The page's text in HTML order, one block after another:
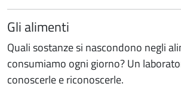
Gli alimenti
Quali sostanze si nascondono negli
consumiamo ogni giorno? Un
conoscerle e riconoscerle.